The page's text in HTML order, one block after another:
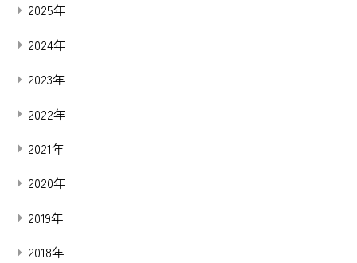
2025年
2024年
2023年
2022年
2021年
2020年
2019年
2018年